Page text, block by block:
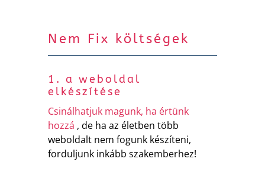
Nem Fix költségek
1. a weboldal
elkészítése
Csinálhatjuk magunk, ha értünk
hozzá , de ha az életben több
weboldalt nem fogunk készíteni,
forduljunk inkább szakemberhez!